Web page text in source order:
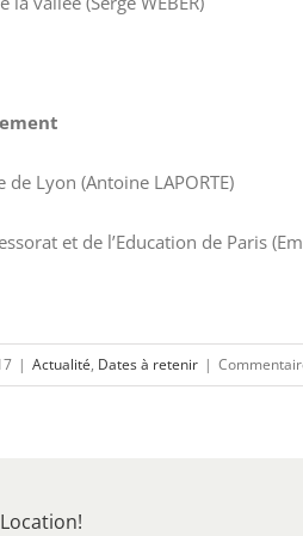
Lyon (Antoine LAPORTE)
et de l’Education de Paris
| Actualité, Dates à retenir |